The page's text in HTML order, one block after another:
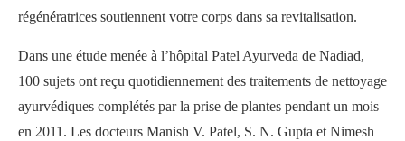
régénératrices soutiennent votre corps dans sa revitalisation.
Dans une étude menée à l’hôpital Patel Ayurveda de Nadiad,
100 sujets ont reçu quotidiennement des traitements de nettoyage
ayurvédiques complétés par la prise de plantes pendant un mois
en 2011. Les docteurs Manish V. Patel, S. N. Gupta et Nimesh